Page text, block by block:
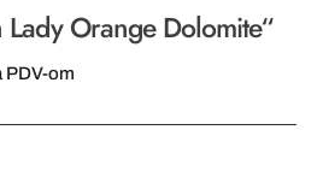
Orange Dolomite“
PDV-om